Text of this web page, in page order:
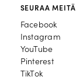
SEURAA MEITÄ
Facebook
Facebook
Instagram
Instagram
YouTube
YouTube
Pinterest
Pinterest
TikTok
TikTok